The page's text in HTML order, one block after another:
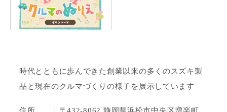
時代とともに歩んできた創業以来の多くのスズキ製
品と現在のクルマづくりの様子を展示しています